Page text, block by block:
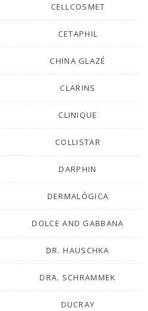
CELLCOSMET
CETAPHIL
CHINA GLAZÉ
CLARINS
CLINIQUE
COLLISTAR
DARPHIN
DERMALÓGICA
DOLCE AND GABBANA
DR. HAUSCHKA
DRA. SCHRAMMEK
DUCRAY